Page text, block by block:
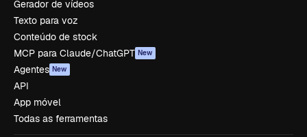
Gerador de vídeos
Texto para voz
Conteúdo de stock
MCP para Claude/ChatGPT New
Agentes New
API
App móvel
Todas as ferramentas